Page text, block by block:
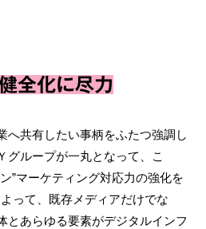
全化に尽力
へ共有したい事柄をふたつ強調し
グループが一丸となって、こ
”マーケティング対応力の強化を
って、既存メディアだけでな
とあらゆる要素がデジタルインフ